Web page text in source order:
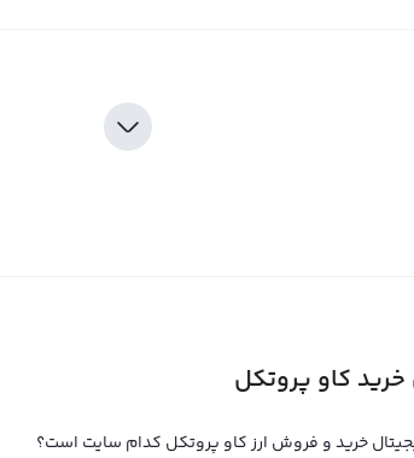
کاو پروتکل
خرید و فروش ارز کاو پروتکل کدام سایت است؟